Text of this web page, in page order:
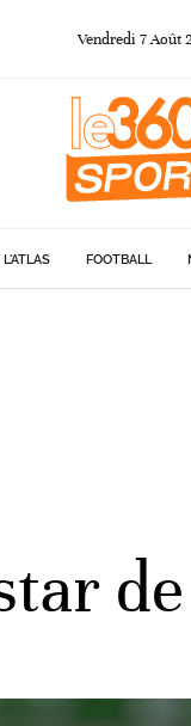
Vendredi 7Août
FOOTBALL